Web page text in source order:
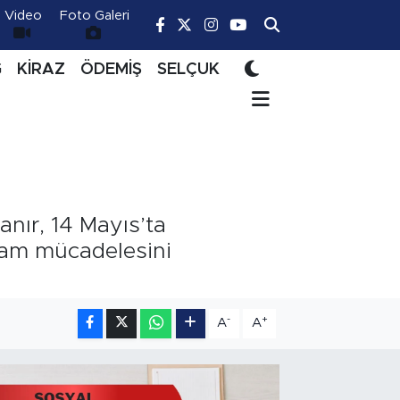
Video Foto Galeri
KİRAZ ÖDEMİŞ SELÇUK
14 Mayıs’ta
mücadelesini
A- A+